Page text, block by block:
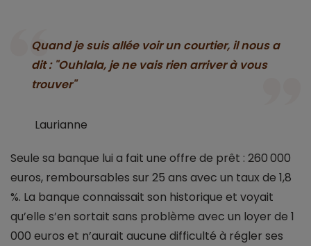
Quand je suis allée voir un courtier, il nous a
dit : "Ouhlala, je ne vais rien arriver à vous
trouver"
Laurianne
Seule sa banque lui a fait une offre de prêt : 260 000
euros, remboursables sur 25 ans avec un taux de 1,8
%. La banque connaissait son historique et voyait
qu’elle s’en sortait sans problème avec un loyer de 1
000 euros et n’aurait aucune difficulté à régler ses